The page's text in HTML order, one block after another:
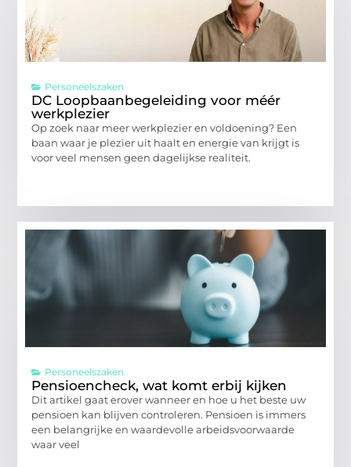
Personeelszaken
DC Loopbaanbegeleiding voor méér
werkplezier
Op zoek naar meer werkplezier en voldoening? Een
baan waar je plezier uit haalt en energie van krijgt is
voor veel mensen geen dagelijkse realiteit.
Personeelszaken
Pensioencheck, wat komt erbij kijken
Dit artikel gaat erover wanneer en hoe u het beste uw
pensioen kan blijven controleren. Pensioen is immers
een belangrijke en waardevolle arbeidsvoorwaarde
waar veel